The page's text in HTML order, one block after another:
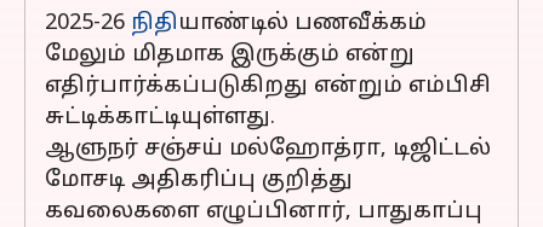
2025-26 நிதியாண்டில் பணவீக்கம்
மேலும் மிதமாக இருக்கும் என்று
எதிர்பார்க்கப்படுகிறது என்றும் எம்பிசி
சுட்டிக்காட்டியுள்ளது.
ஆளுநர் சஞ்சய் மல்ஹோத்ரா, டிஜிட்டல்
மோசடி அதிகரிப்பு குறித்து
கவலைகளை எழுப்பினார், பாதுகாப்பு